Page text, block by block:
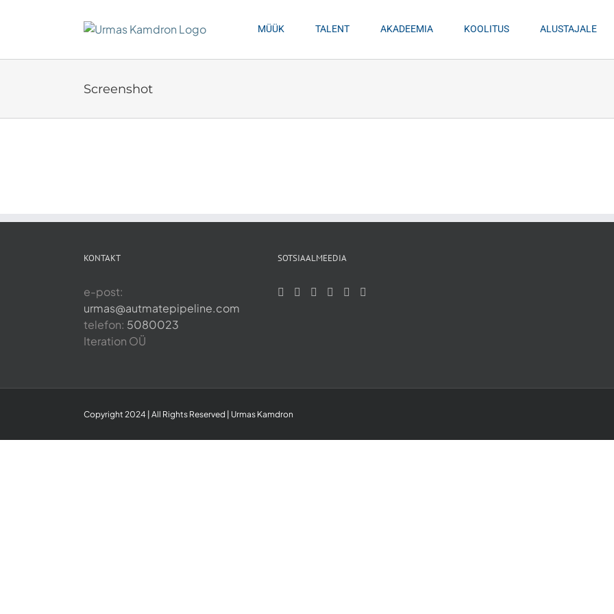
MÜÜK TALENT AKADEEMIA KOOLITUS ALUSTAJALE
Screenshot
KONTAKT
e-post:
urmas@autmatepipeline.com
telefon: 5080023
Iteration OÜ
SOTSIAALMEEDIA
Copyright 2024 | All Rights Reserved | Urmas Kamdron